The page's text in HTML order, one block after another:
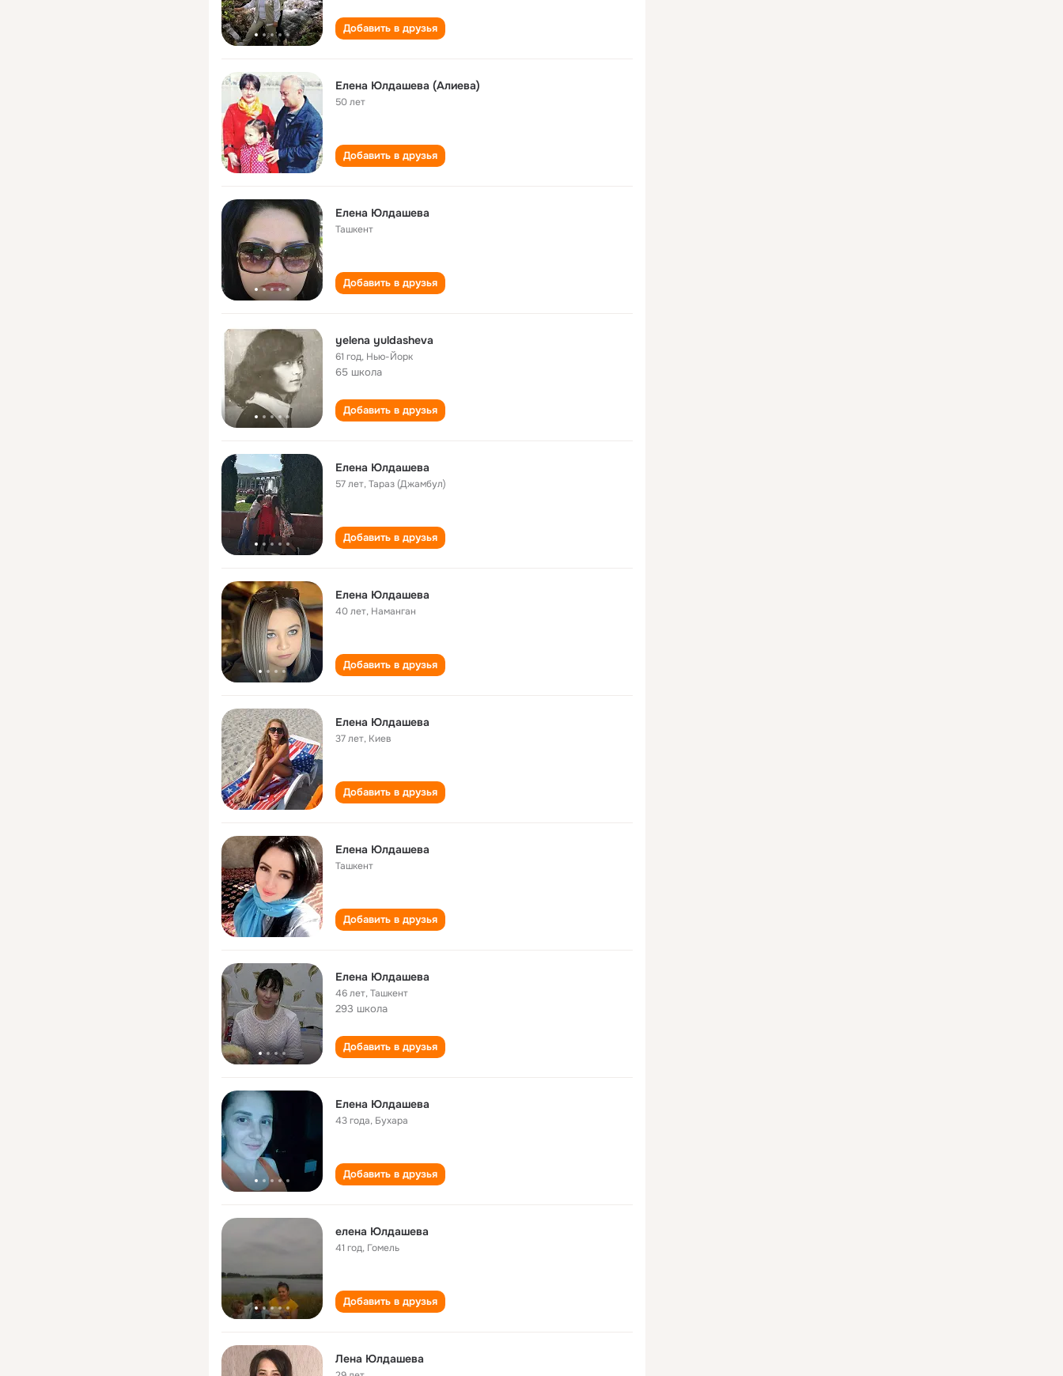
Добавить в друзья
Елена Юлдашева (Алиева)
50 лет
Добавить в друзья
Елена Юлдашева
Ташкент
Добавить в друзья
yelena yuldasheva
61 год, Нью-Йорк
65 школа
Добавить в друзья
Елена Юлдашева
57 лет,Тараз (Джамбул)
Добавить в друзья
Елена Юлдашева
40 лет, Наманган
Добавить в друзья
Елена Юлдашева
37 лет, Киев
Добавить в друзья
Елена Юлдашева
Ташкент
Добавить в друзья
Елена Юлдашева
46 лет,Ташкент
293 школа
Добавить в друзья
Елена Юлдашева
43 года, Бухара
Добавить в друзья
елена Юлдашева
41 год, Гомель
Добавить в друзья
Лена Юлдашева